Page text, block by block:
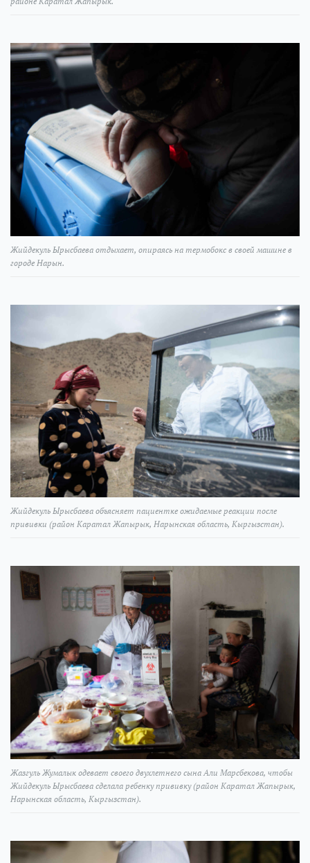
Жийдекуль Ырысбаева отдыхает, опираясь на термобокс в своей машине в
городе Нарын.
Жийдекуль Ырысбаева объясняет пациентке ожидаемые реакции после
прививки (район Каратал Жапырык, Нарынская область, Кыргызстан).
Жазгуль Жумалык одевает своего двухлетнего сына Али Марсбекова, чтобы
Жийдекуль Ырысбаева сделала ребенку прививку (район Каратал Жапырык,
Нарынская область, Кыргызстан).